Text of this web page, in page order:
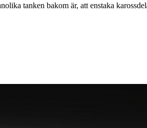
tanken bakom är, att enstaka